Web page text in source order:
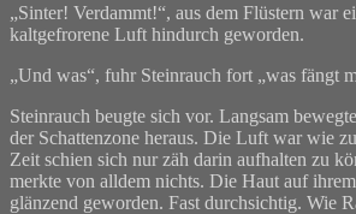
„Sinter! Verdammt!“, aus dem Flüstern war
kaltgefrorene Luft hindurch geworden.
„Und was“, fuhr Steinrauch fort „was fängt
Steinrauch beugte sich vor. Langsam
der Schattenzone heraus. Die Luft war wie
Zeit schien sich nur zäh darin aufhalten zu
merkte von alldem nichts. Die Haut auf
glänzend geworden. Fast durchsichtig. Wie